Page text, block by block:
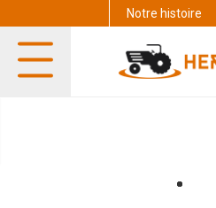
Notre histoire